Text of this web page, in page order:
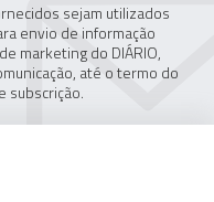
sejam utilizados
envio de informação
marketing do DIÁRIO,
até o termo do
subscrição.